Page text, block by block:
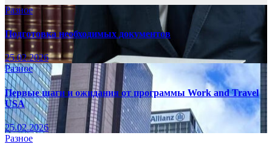
Разное
Подготовка необходимых документов
25.02.2026
Разное
Первые шаги и ожидания от программы Work and Travel
USA
25.02.2026
Разное